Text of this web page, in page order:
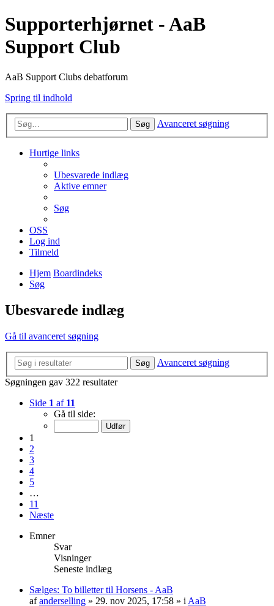
Supporterhjørnet - AaB
Support Club
AaB Support Clubs debatforum
Spring til indhold
Søg Avanceret søgning
Hurtige links
Ubesvarede indlæg
Aktive emner
Søg
OSS
Log ind
Tilmeld
Hjem Boardindeks
Søg
Ubesvarede indlæg
Gå til avanceret søgning
Søg
Avanceret søgning
Søgningen gav 322 resultater
Side 1 af 11
Gå til side:
1
2
3
4
5
…
11
Næste
Emner
Svar
Visninger
Seneste indlæg
Sælges: To billetter til Horsens - AaB
afanderselling » 29. nov 2025, 17:58 » i AaB